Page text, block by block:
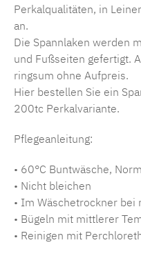
Perkalqualitäten, in
an.
Die Spannlaken werden
und Fußseiten gefertigt.
ringsum ohne Aufpreis.
Hier bestellen Sie ein
200tc Perkalvariante.
Pflegeanleitung:
• 60°C Buntwäsche,
• Nicht bleichen
• Im Wäschetrockner
• Bügeln mit mittlerer
• Reinigen mit